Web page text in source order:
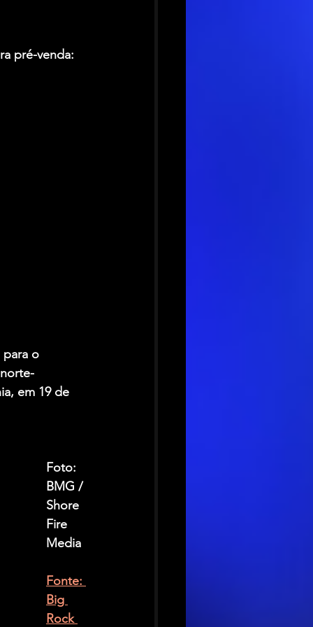
pré-venda:
o
em 19 de
Foto:
BMG /
Shore
Fire
Media
Fonte:
Big
Rock